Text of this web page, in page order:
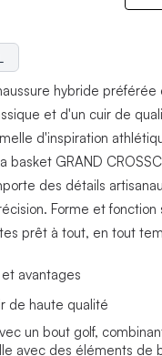
hybride
et d'un cuir de
d'inspiration
basket GRAND
des détails
Forme et fonction
prêt à tout, en tout
avantages
de haute qualité
un bout golf,
avec des éléments de